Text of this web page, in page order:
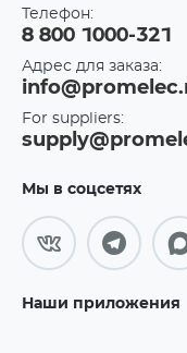
Телефон:
8 800 1000-321
Адрес для заказа:
For suppliers:
Мы в соцсетях
Наши приложения